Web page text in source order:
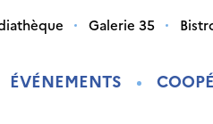
ÉVÉNEMENTS
Galerie 35